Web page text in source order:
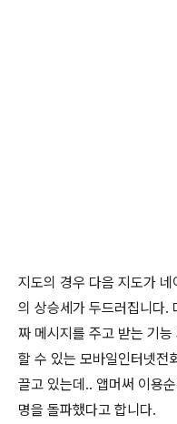
지도의 경우 다음 지도가
의 상승세가 두드러집니다.
짜 메시지를 주고 받는 기
할 수 있는 모바일인터넷전
끌고 있는데.. 앱머써 이용
명을 돌파했다고 합니다.